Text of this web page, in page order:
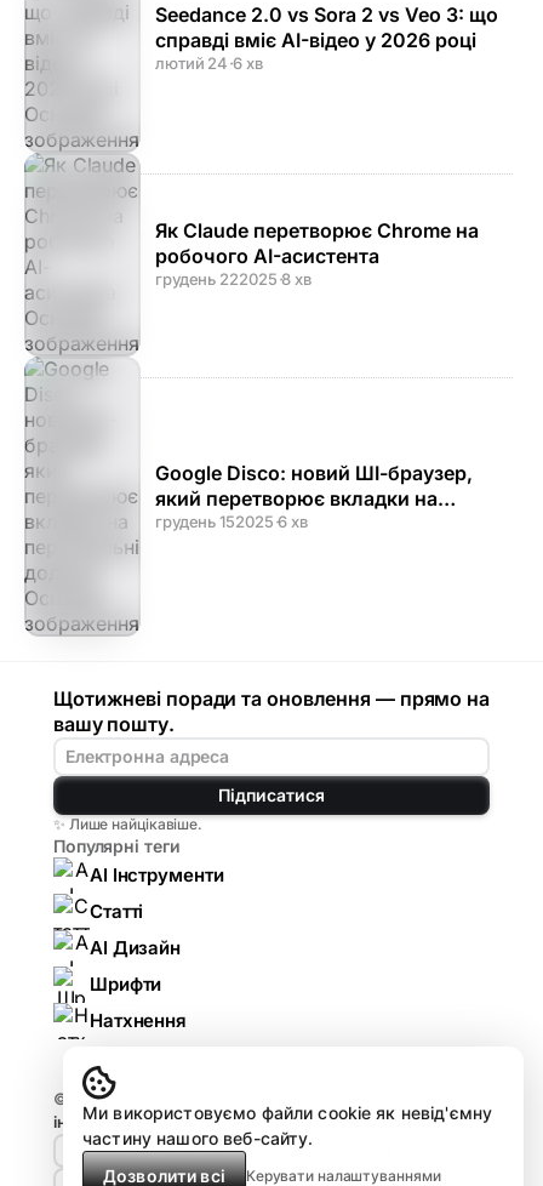
Seedance 2.0 vs Sora 2 vs Veo 3: що
справді вміє AI-відео у 2026 році
лютий 24·6 хв
Як Claude перетворює Chrome на
робочого AI-асистента
грудень 222025·8 хв
Google Disco: новий ШІ-браузер,
який перетворює вкладки на
персональні додатки
грудень 152025·6 хв
Щотижневі поради та оновлення — прямо на
вашу пошту.
Підписатися
✨ Лише найцікавіше.
Популярні теги
AI Інструменти
Статті
AI Дизайн
Шрифти
Натхнення
© 2026
інструменти, гайди, огляди.
🤘🏻 Design HUB by Komarov
Реклама та співпраця
Ми використовуємо файли cookie як невід'ємну
частину нашого веб-сайту.
Дозволити всі
Керувати налаштуваннями